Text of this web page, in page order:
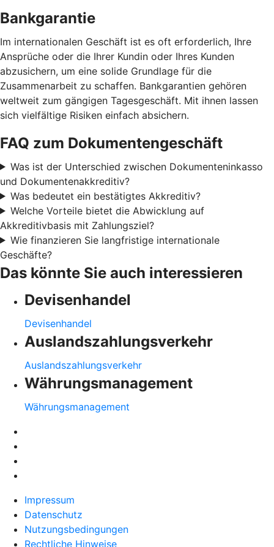
Bankgarantie
Im internationalen Geschäft ist es oft erforderlich, Ihre
Ansprüche oder die Ihrer Kundin oder Ihres Kunden
abzusichern, um eine solide Grundlage für die
Zusammenarbeit zu schaffen. Bankgarantien gehören
weltweit zum gängigen Tagesgeschäft. Mit ihnen lassen
sich vielfältige Risiken einfach absichern.
FAQ zum Dokumentengeschäft
Was ist der Unterschied zwischen Dokumenteninkasso
und Dokumentenakkreditiv?
Was bedeutet ein bestätigtes Akkreditiv?
Welche Vorteile bietet die Abwicklung auf
Akkreditivbasis mit Zahlungsziel?
Wie finanzieren Sie langfristige internationale
Geschäfte?
Das könnte Sie auch interessieren
Devisenhandel
Devisenhandel
Auslandszahlungsverkehr
Auslandszahlungsverkehr
Währungsmanagement
Währungsmanagement
Impressum
Datenschutz
Nutzungsbedingungen
Rechtliche Hinweise